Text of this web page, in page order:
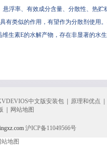
浮率、有效成分含量、分散性、热
有类似的作用，有望作为分散剂使用
生素E的水解产物，存在非显著的水
中文版安装包 原理和优点
网站地图
沪ICP备11049566号
站地图